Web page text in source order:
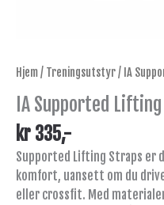
Hjem/ Treningsutstyr/ IA
IA Supported
kr 335,-
Supported Lifting Straps er
komfort, uansett om du
eller crossfit. Med